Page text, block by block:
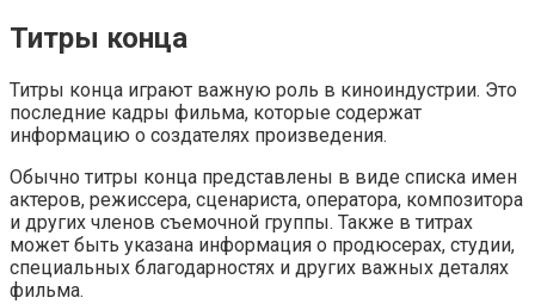
Титры конца
Титры конца играют важную роль в киноиндустрии. Это
последние кадры фильма, которые содержат
информацию о создателях произведения.
Обычно титры конца представлены в виде списка имен
актеров, режиссера, сценариста, оператора, композитора
и других членов съемочной группы. Также в титрах
может быть указана информация о продюсерах, студии,
специальных благодарностях и других важных деталях
фильма.